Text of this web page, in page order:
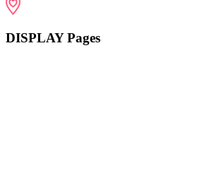
DISPLAY Pages